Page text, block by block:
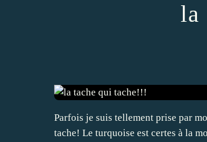
la
Parfois je suis tellement prise par
tache! Le turquoise est certes à la